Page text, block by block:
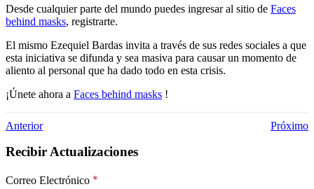
Desde cualquier parte del mundo puedes ingresar al sitio de Faces
behind masks, registrarte.
El mismo Ezequiel Bardas invita a través de sus redes sociales a que
esta iniciativa se difunda y sea masiva para causar un momento de
aliento al personal que ha dado todo en esta crisis.
¡Únete ahora a Faces behind masks !
Anterior Próximo
Recibir Actualizaciones
Correo Electrónico *